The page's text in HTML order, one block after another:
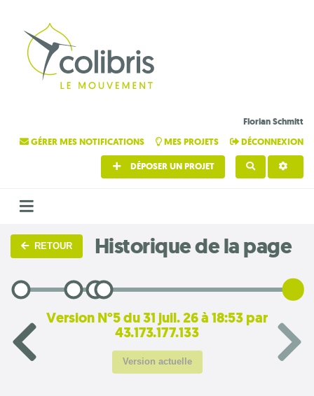
Florian Schmitt
GÉRER MES NOTIFICATIONS
MES PROJETS DÉCONNEXION
DÉPOSER UN PROJET
RETOUR Historique de la page
Version N°5 du 31 juil. 26 à 18:53 par
43.173.177.133
Version actuelle